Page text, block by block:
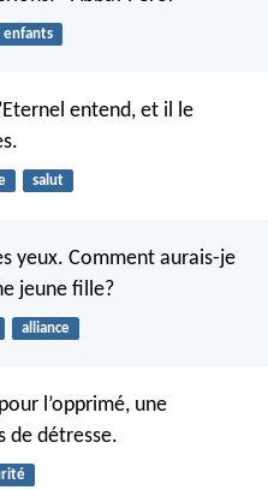
enfants
entend, et il le
salut
yeux. Comment aurais-je
jeune fille?
alliance
l’opprimé, une
de détresse.